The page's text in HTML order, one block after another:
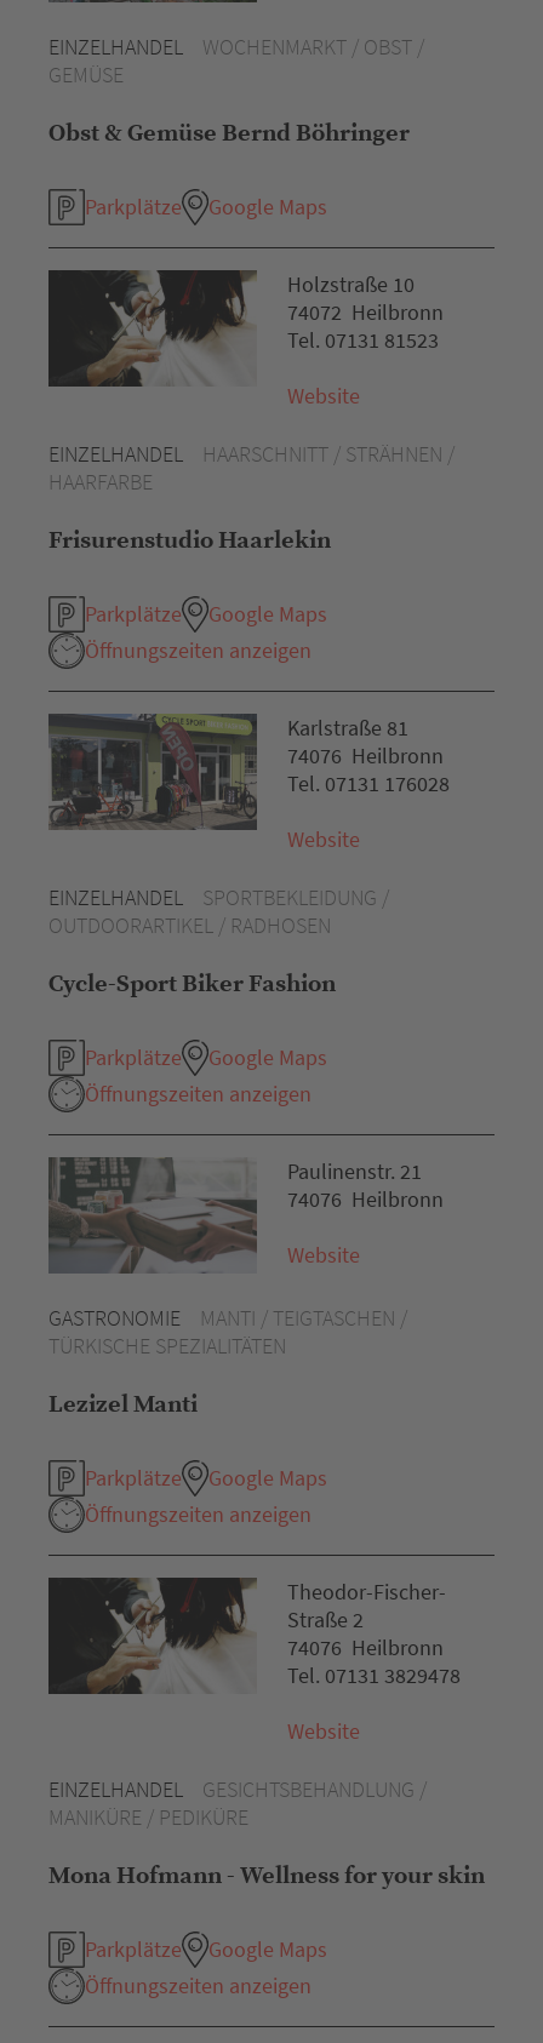
EINZELHANDEL
WOCHENMARKT / OBST /
GEMÜSE
Obst & Gemüse Bernd Böhringer
Parkplätze Google Maps
EINZELHANDEL
HAARSCHNITT / STRÄHNEN /
HAARFARBE
Frisurenstudio Haarlekin
Parkplätze
Google Maps
Öffnungszeiten anzeigen
Holzstraße 10
74072 Heilbronn
Tel. 07131 81523
Website
EINZELHANDEL
SPORTBEKLEIDUNG /
OUTDOORARTIKEL / RADHOSEN
Cycle-Sport Biker Fashion
Parkplätze
Google Maps
Öffnungszeiten anzeigen
Karlstraße 81
74076 Heilbronn
Tel. 07131 176028
Website
GASTRONOMIE
MANTI / TEIGTASCHEN /
TÜRKISCHE SPEZIALITÄTEN
Lezizel Manti
Parkplätze
Google Maps
Öffnungszeiten anzeigen
Paulinenstr. 21
74076 Heilbronn
Website
EINZELHANDEL
GESICHTSBEHANDLUNG /
MANIKÜRE / PEDIKÜRE
Mona Hofmann - Wellness for your skin
Parkplätze
Google Maps
Öffnungszeiten anzeigen
Theodor-Fischer-
Straße 2
74076 Heilbronn
Tel. 07131 3829478
Website